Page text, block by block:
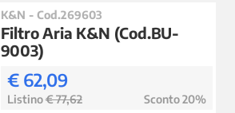
K&N - Cod.269603
Filtro Aria K&N (Cod.BU-
9003)
€ 62,09
Listino€ 77,62 Sconto 20%